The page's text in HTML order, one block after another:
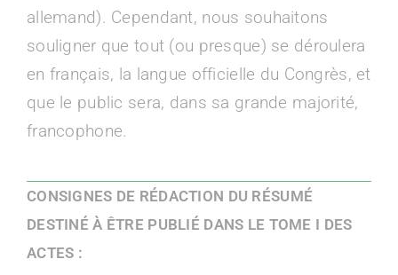
allemand). Cependant, nous souhaitons
souligner que tout (ou presque) se déroulera
en français, la langue officielle du Congrès, et
que le public sera, dans sa grande majorité,
francophone.
CONSIGNES DE RÉDACTION DU RÉSUMÉ
DESTINÉ À ÊTRE PUBLIÉ DANS LE TOME I DES
ACTES :